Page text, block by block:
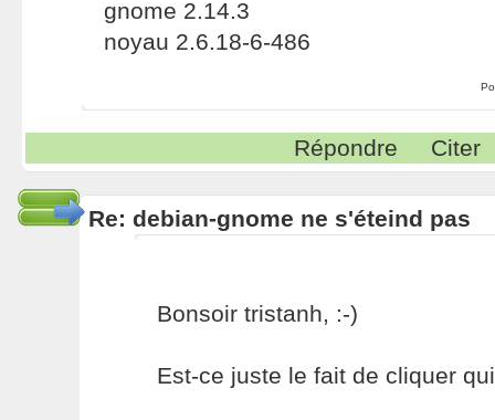
gnome 2.14.3
noyau 2.6.18-6-486
Répondre Citer
Re: debian-gnome ne s'éteind pas
Bonsoir tristanh, :-)
Est-ce juste le fait de cliquer